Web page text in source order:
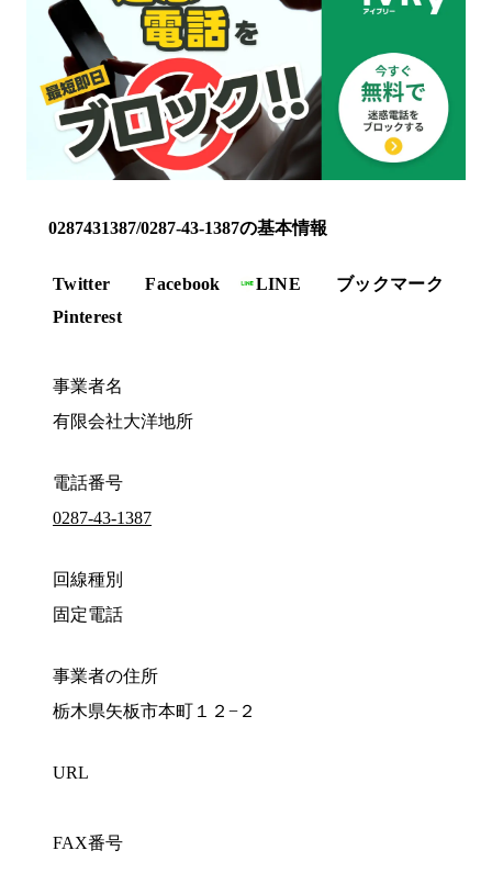
0287431387/0287-43-1387の基本情報
Twitter Facebook LINE
ブックマーク
Pinterest
事業者名
有限会社大洋地所
電話番号
0287-43-1387
回線種別
固定電話
事業者の住所
栃木県矢板市本町１２−２
URL
FAX番号